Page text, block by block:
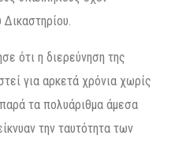
ότι η διερεύνηση της
για αρκετά χρόνια χωρίς
τα πολυάριθμα άμεσα
την ταυτότητα των